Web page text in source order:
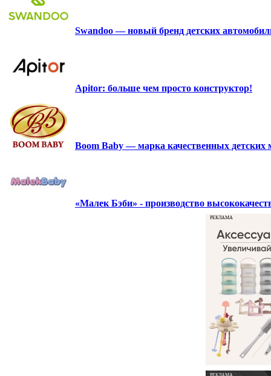
Swandoo — новый бренд детских
Apitor: больше чем просто конструктор!
Boom Baby — марка качественных детских
«Малек Бэби» - производство
РЕКЛАМА